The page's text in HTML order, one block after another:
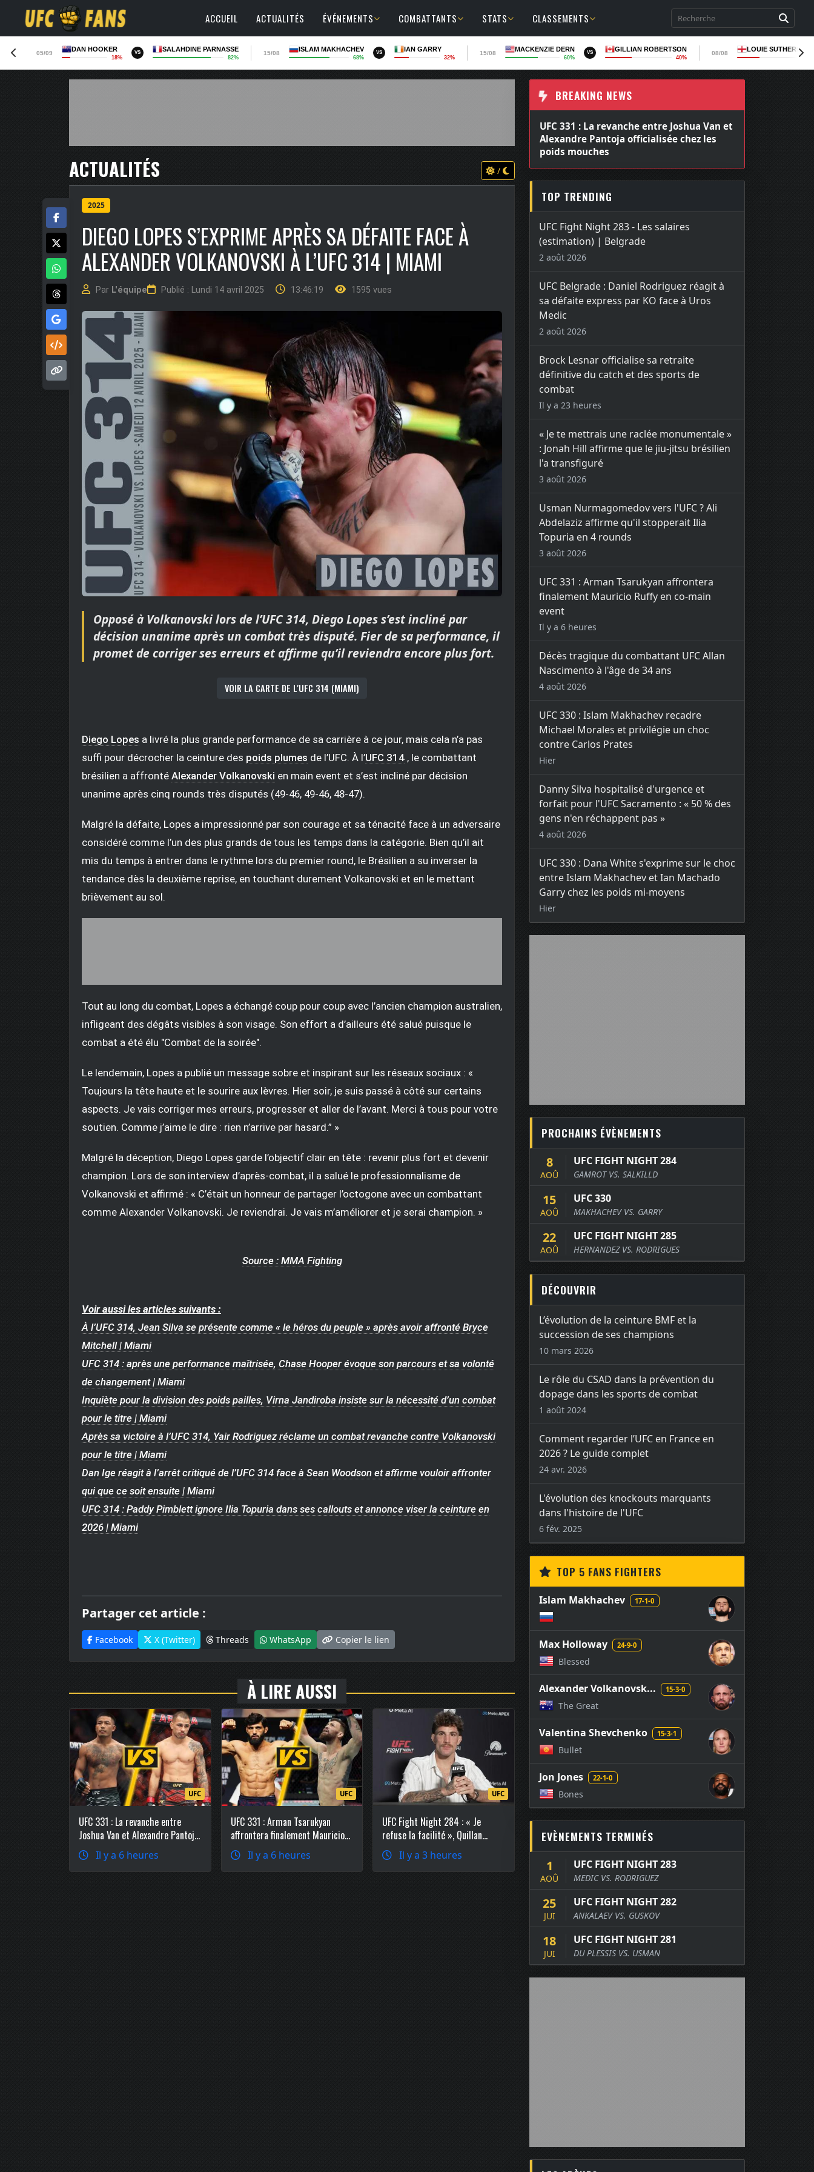
ACCUEIL ACTUALITÉS ÉVÉNEMENTS COMBATTANTS STATS CLASSEMENTS
05/09
DAN HOOKER
18%
VS SALAHDINE PARNASSE
82%
15/08
ISLAM MAKHACHEV
68%
VS IAN GARRY
32%
15/08
MACKENZIE DERN
60%
VS GILLIAN ROBERTSON
40%
08/08
LOUIE
ACTUALITÉS /
2025
DIEGO LOPES S’EXPRIME APRÈS SA DÉFAITE FACE À
ALEXANDER VOLKANOVSKI À L’UFC 314 | MIAMI
Par L'équipe Publié : Lundi 14 avril 2025 13:46:19 1595 vues
Opposé à Volkanovski lors de l’UFC 314, Diego Lopes s’est incliné par
décision unanime après un combat très disputé. Fier de sa performance, il
promet de corriger ses erreurs et affirme qu’il reviendra encore plus fort.
VOIR LA CARTE DE L'UFC 314 (MIAMI)
Diego Lopes a livré la plus grande performance de sa carrière à ce jour, mais cela n’a pas
suffi pour décrocher la ceinture des poids plumes de l’UFC. À l’UFC 314 , le combattant
brésilien a affronté Alexander Volkanovski en main event et s’est incliné par décision
unanime après cinq rounds très disputés (49-46, 49-46, 48-47).
Malgré la défaite, Lopes a impressionné par son courage et sa ténacité face à un adversaire
considéré comme l’un des plus grands de tous les temps dans la catégorie. Bien qu’il ait
mis du temps à entrer dans le rythme lors du premier round, le Brésilien a su inverser la
tendance dès la deuxième reprise, en touchant durement Volkanovski et en le mettant
brièvement au sol.
Tout au long du combat, Lopes a échangé coup pour coup avec l’ancien champion australien,
infligeant des dégâts visibles à son visage. Son effort a d’ailleurs été salué puisque le
combat a été élu "Combat de la soirée".
Le lendemain, Lopes a publié un message sobre et inspirant sur les réseaux sociaux : «
Toujours la tête haute et le sourire aux lèvres. Hier soir, je suis passé à côté sur certains
aspects. Je vais corriger mes erreurs, progresser et aller de l’avant. Merci à tous pour votre
soutien. Comme j’aime le dire : rien n’arrive par hasard.” »
Malgré la déception, Diego Lopes garde l’objectif clair en tête : revenir plus fort et devenir
champion. Lors de son interview d’après-combat, il a salué le professionnalisme de
Volkanovski et affirmé : « C’était un honneur de partager l’octogone avec un combattant
comme Alexander Volkanovski. Je reviendrai. Je vais m’améliorer et je serai champion. »
Source : MMA Fighting
Voir aussi les articles suivants :
À l’UFC 314, Jean Silva se présente comme « le héros du peuple » après avoir affronté Bryce
Mitchell | Miami
UFC 314 : après une performance maîtrisée, Chase Hooper évoque son parcours et sa volonté
de changement | Miami
Inquiète pour la division des poids pailles, Virna Jandiroba insiste sur la nécessité d’un combat
pour le titre | Miami
Après sa victoire à l’UFC 314, Yair Rodriguez réclame un combat revanche contre Volkanovski
pour le titre | Miami
Dan Ige réagit à l’arrêt critiqué de l’UFC 314 face à Sean Woodson et affirme vouloir affronter
qui que ce soit ensuite | Miami
UFC 314 : Paddy Pimblett ignore Ilia Topuria dans ses callouts et annonce viser la ceinture en
2026 | Miami
Partager cet article :
Facebook X (Twitter) Threads WhatsApp Copier le lien
À LIRE AUSSI
UFC
UFC 331 : La revanche entre
Joshua Van et Alexandre Pantoja
officialisée chez les poids
mouchesIl y a 6 heures
UFC
UFC 331 : Arman Tsarukyan
affrontera finalement Mauricio
Ruffy en co-main event
Il y a 6 heures
UFC
UFC Fight Night 284 : « Je
refuse la facilité », Quillan
Salkilld explique pourquoi il a
réclamé Mateusz Gamrot
Il y a 3 heures
BREAKING NEWS
UFC 331 : La revanche entre Joshua Van et
Alexandre Pantoja officialisée chez les
poids mouches
TOP TRENDING
UFC Fight Night 283 - Les salaires
(estimation) | Belgrade
2 août 2026
UFC Belgrade : Daniel Rodriguez réagit à
sa défaite express par KO face à Uros
Medic
2 août 2026
Brock Lesnar officialise sa retraite
définitive du catch et des sports de
combat
Il y a 23 heures
« Je te mettrais une raclée monumentale »
: Jonah Hill affirme que le jiu-jitsu brésilien
l'a transfiguré
3 août 2026
Usman Nurmagomedov vers l'UFC ? Ali
Abdelaziz affirme qu'il stopperait Ilia
Topuria en 4 rounds
3 août 2026
UFC 331 : Arman Tsarukyan affrontera
finalement Mauricio Ruffy en co-main
event
Il y a 6 heures
Décès tragique du combattant UFC Allan
Nascimento à l'âge de 34 ans
4 août 2026
UFC 330 : Islam Makhachev recadre
Michael Morales et privilégie un choc
contre Carlos Prates
Hier
Danny Silva hospitalisé d'urgence et
forfait pour l'UFC Sacramento : « 50 % des
gens n'en réchappent pas »
4 août 2026
UFC 330 : Dana White s'exprime sur le choc
entre Islam Makhachev et Ian Machado
Garry chez les poids mi-moyens
Hier
PROCHAINS ÉVÈNEMENTS
8
AOÛ
UFC FIGHT NIGHT 284
GAMROT VS. SALKILLD
15
AOÛ
UFC 330
MAKHACHEV VS. GARRY
22
AOÛ
UFC FIGHT NIGHT 285
HERNANDEZ VS. RODRIGUES
DÉCOUVRIR
L’évolution de la ceinture BMF et la
succession de ses champions
10 mars 2026
Le rôle du CSAD dans la prévention du
dopage dans les sports de combat
1 août 2024
Comment regarder l’UFC en France en
2026 ? Le guide complet
24 avr. 2026
L'évolution des knockouts marquants
dans l'histoire de l'UFC
6 fév. 2025
TOP 5 FANS FIGHTERS
Islam Makhachev 17-1-0
Max Holloway 24-9-0
Blessed
Alexander Volkanovsk... 15-3-0
The Great
Valentina Shevchenko 15-3-1
Bullet
Jon Jones 22-1-0
Bones
EVÈNEMENTS TERMINÉS
1
AOÛ
UFC FIGHT NIGHT 283
MEDIC VS. RODRIGUEZ
25
JUI
UFC FIGHT NIGHT 282
ANKALAEV VS. GUSKOV
18
JUI
UFC FIGHT NIGHT 281
DU PLESSIS VS. USMAN